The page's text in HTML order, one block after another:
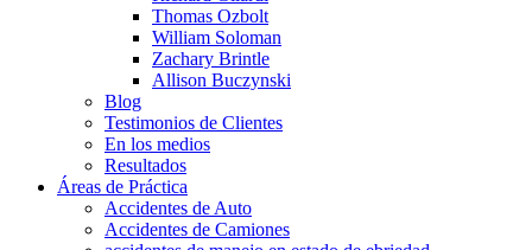
Thomas Ozbolt
William Soloman
Zachary Brintle
Allison Buczynski
Blog
Testimonios de Clientes
En los medios
Resultados
Áreas de Práctica
Accidentes de Auto
Accidentes de Camiones